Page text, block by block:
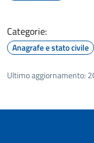
Categorie:
Anagrafe e stato civile
Ultimo aggiornamento: